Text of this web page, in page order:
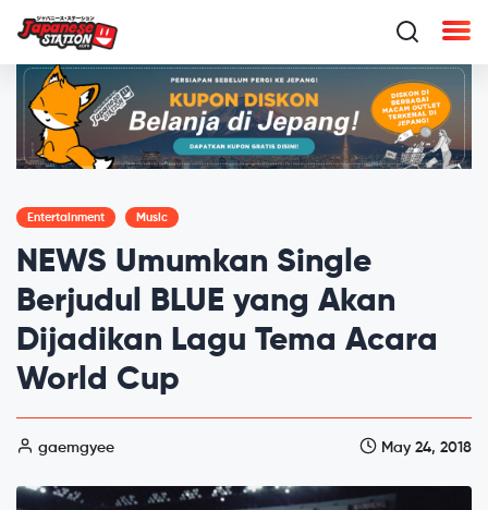
Entertainment Music
NEWS Umumkan Single
Berjudul BLUE yang Akan
Dijadikan Lagu Tema Acara
World Cup
gaemgyee May 24, 2018